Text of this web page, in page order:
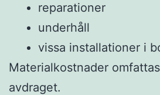
reparationer
underhåll
vissa installationer i
Materialkostnader
avdraget.